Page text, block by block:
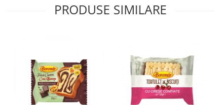
Pizza congelata
Baton Cookie congelat
Cheesecake congelat
Horeca
PRODUSE SIMILARE